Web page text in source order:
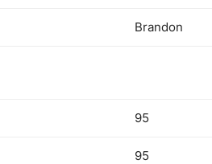
Brandon
95
95